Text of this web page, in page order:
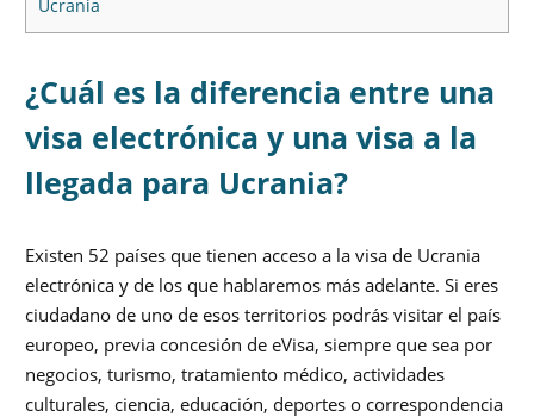
Ucrania
¿Cuál es la diferencia entre una
visa electrónica y una visa a la
llegada para Ucrania?
Existen 52 países que tienen acceso a la visa de Ucrania
electrónica y de los que hablaremos más adelante. Si eres
ciudadano de uno de esos territorios podrás visitar el país
europeo, previa concesión de eVisa, siempre que sea por
negocios, turismo, tratamiento médico, actividades
culturales, ciencia, educación, deportes o correspondencia